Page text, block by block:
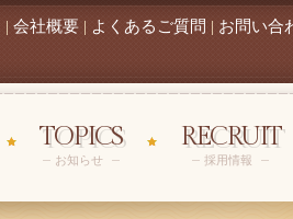
| 会社概要 | よくあるご質問 | お問い合
TOPICS
お知らせ
RECRUIT
採用情報